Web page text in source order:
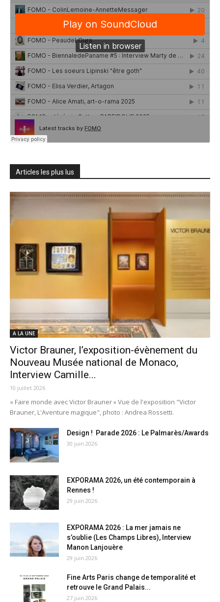
Articles les plus lus
A LA UNE
Victor Brauner, l’exposition-évènement du
Nouveau Musée national de Monaco,
Interview Camille...
10 juillet 2026
« Faire monde avec Victor Brauner » Vue de l'exposition "Victor
Brauner, L'Aventure magique", photo : Andrea Rossetti.
Design ! Parade 2026 : Le Palmarès/Awards
30 juin 2026
EXPORAMA 2026, un été contemporain à
Rennes !
29 juin 2026
EXPORAMA 2026 : La mer jamais ne
s’oublie (Les Champs Libres), Interview
Manon Lanjouère
29 juin 2026
Fine Arts Paris change de temporalité et
retrouve le Grand Palais...
27 juin 2026